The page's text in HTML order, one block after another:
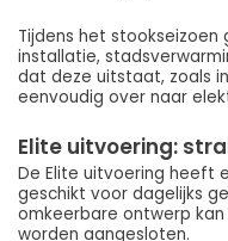
Tijdens het
installatie,
dat deze uitstaat, zoals
eenvoudig over naar
Elite uitvoering:
De Elite uitvoering heeft
geschikt voor dagelijks
omkeerbare ontwerp
worden aangesloten.